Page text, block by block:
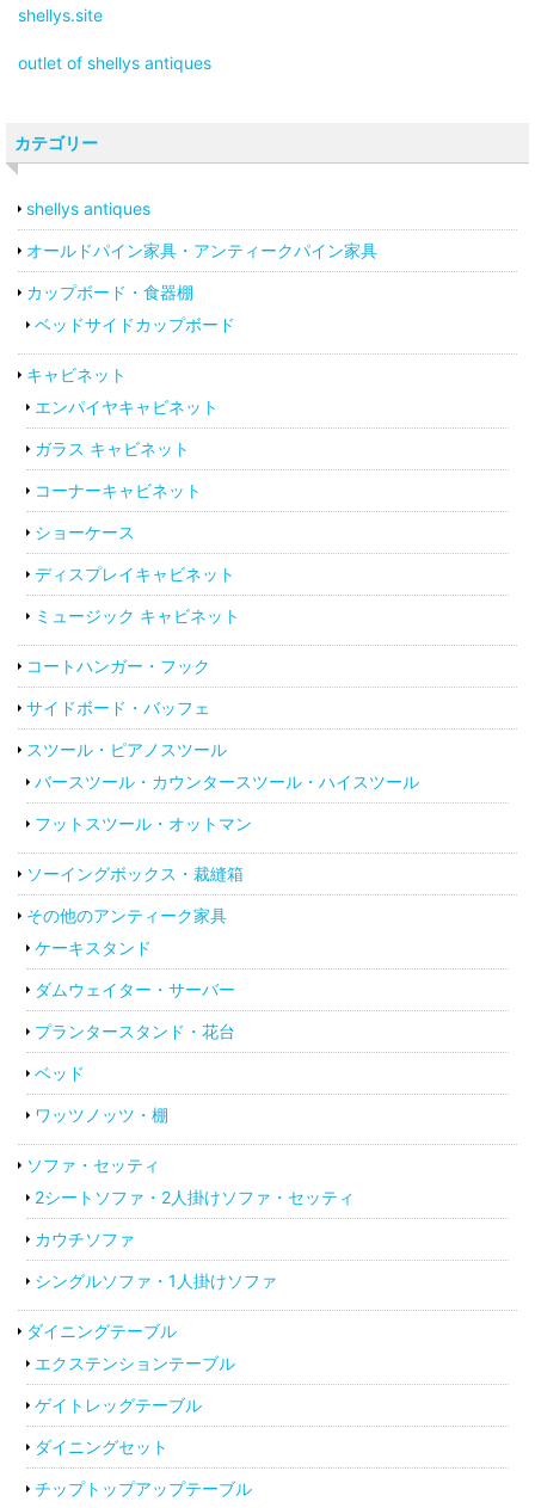
shellys.site
outlet of shellys antiques
カテゴリー
shellys antiques
オールドパイン家具・アンティークパイン家具
カップボード・食器棚
ベッドサイドカップボード
キャビネット
エンパイヤキャビネット
ガラス キャビネット
コーナーキャビネット
ショーケース
ディスプレイキャビネット
ミュージック キャビネット
コートハンガー・フック
サイドボード・バッフェ
スツール・ピアノスツール
バースツール・カウンタースツール・ハイスツール
フットスツール・オットマン
ソーイングボックス・裁縫箱
その他のアンティーク家具
ケーキスタンド
ダムウェイター・サーバー
プランタースタンド・花台
ベッド
ワッツノッツ・棚
ソファ・セッティ
2シートソファ・2人掛けソファ・セッティ
カウチソファ
シングルソファ・1人掛けソファ
ダイニングテーブル
エクステンションテーブル
ゲイトレッグテーブル
ダイニングセット
チップトップアップテーブル